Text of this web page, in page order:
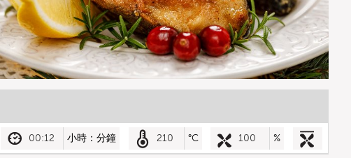
00:12 小時：分鐘 210 °C 100 %